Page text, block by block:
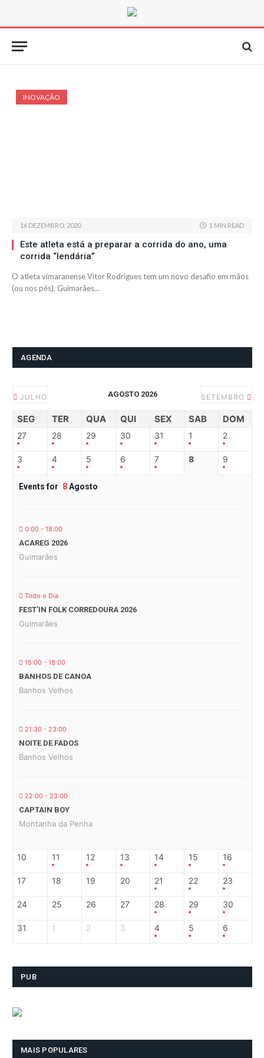
INOVAÇÃO
16 DEZEMBRO, 2020 1 MIN READ
Este atleta está a preparar a corrida do ano, uma
corrida “lendária”
O atleta vimaranense Vítor Rodrigues tem um novo desafio em mãos
(ou nos pés). Guimarães…
AGENDA
JULHO AGOSTO 2026 SETEMBRO
SEG TER QUA QUI SEX SAB DOM
27 28 29 30 31 1 2
3 4 5 6 7 8 9
Events for 8Agosto
0:00 - 18:00
ACAREG 2026
Guimarães
Todo o Dia
FEST’IN FOLK CORREDOURA 2026
Guimarães
15:00 - 18:00
BANHOS DE CANOA
Banhos Velhos
21:30 - 23:00
NOITE DE FADOS
Banhos Velhos
22:00 - 23:00
CAPTAIN BOY
Montanha da Penha
10 11 12 13 14 15 16
17 18 19 20 21 22 23
24 25 26 27 28 29 30
31 1 2 3 4 5 6
PUB
MAIS POPULARES